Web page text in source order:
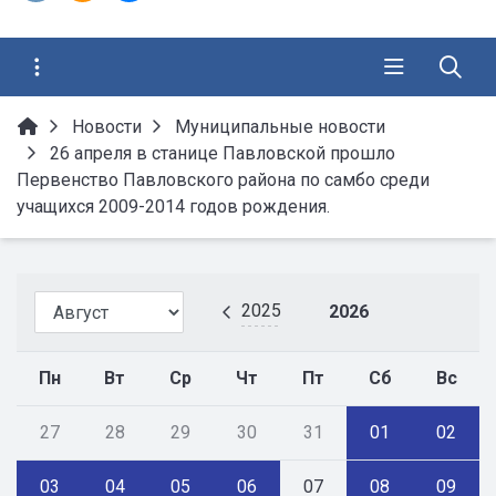
Новости
Муниципальные новости
26 апреля в станице Павловской прошло
Первенство Павловского района по самбо среди
учащихся 2009-2014 годов рождения.
2025 2026
Пн Вт Ср Чт Пт Сб Вс
27 28 29 30 31 01 02
03 04 05 06 07 08 09